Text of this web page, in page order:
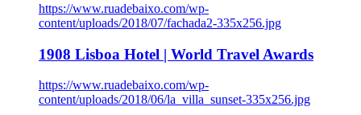
https://www.ruadebaixo.com/wp-
content/uploads/2018/07/fachada2-335x256.jpg
1908 Lisboa Hotel | World Travel Awards
https://www.ruadebaixo.com/wp-
content/uploads/2018/06/la_villa_sunset-335x256.jpg